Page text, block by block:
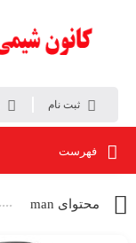
ثبت نام
فهرست
محتوای man